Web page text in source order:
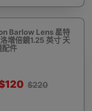
Barlow Lens 星特
增倍鏡1.25 英寸 天
配件
$220